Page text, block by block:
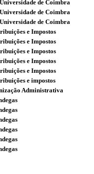
de Coimbra
de Coimbra
de Coimbra
e Impostos
e Impostos
e Impostos
e Impostos
e Impostos
e impostos
Administrativa